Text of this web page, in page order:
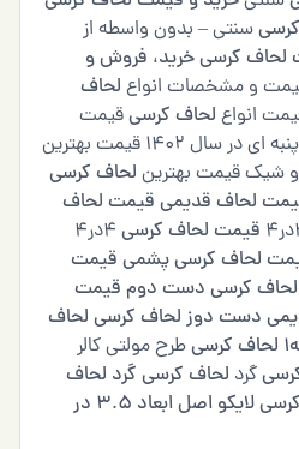
سنتی – بدون واسطه از
لحاف کرسیخرید، فروش و
و مشخصات انواع لحاف
انواع لحاف کرسیقیمت
در سال 1402 قیمت بهترین
شیک قیمت بهترین لحاف کرسی
لحاف قدیمی قیمت لحاف
قیمت لحاف کرسی
لحاف کرسی پشمی قیمت
کرسی دست دوم قیمت
دست دوز لحاف کرسی لحاف
لحاف کرسیطرح مولتی کالر
گرد لحاف کرسی گرد لحاف
لایکو اصل ابعاد 3 .
5 در